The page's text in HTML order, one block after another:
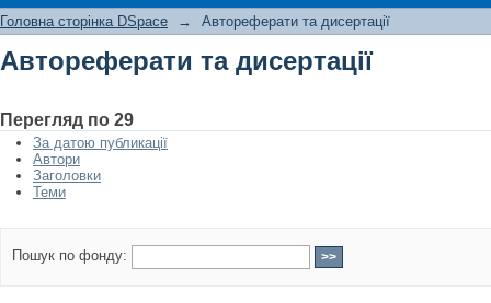
Головна сторінка DSpace → Автореферати та дисертації
Автореферати та дисертації
Перегляд по 29
За датою публикації
Автори
Заголовки
Теми
Пошук по фонду: